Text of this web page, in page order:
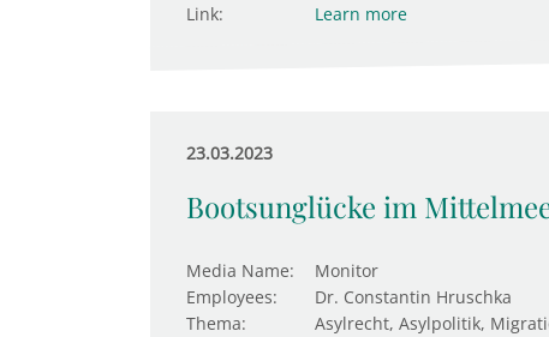
Link:
Learn more
23.03.2023
Bootsunglücke im
Media Name:
Monitor
Employees:
Dr. Constantin Hruschka
Thema:
Asylrecht, Asylpolitik,